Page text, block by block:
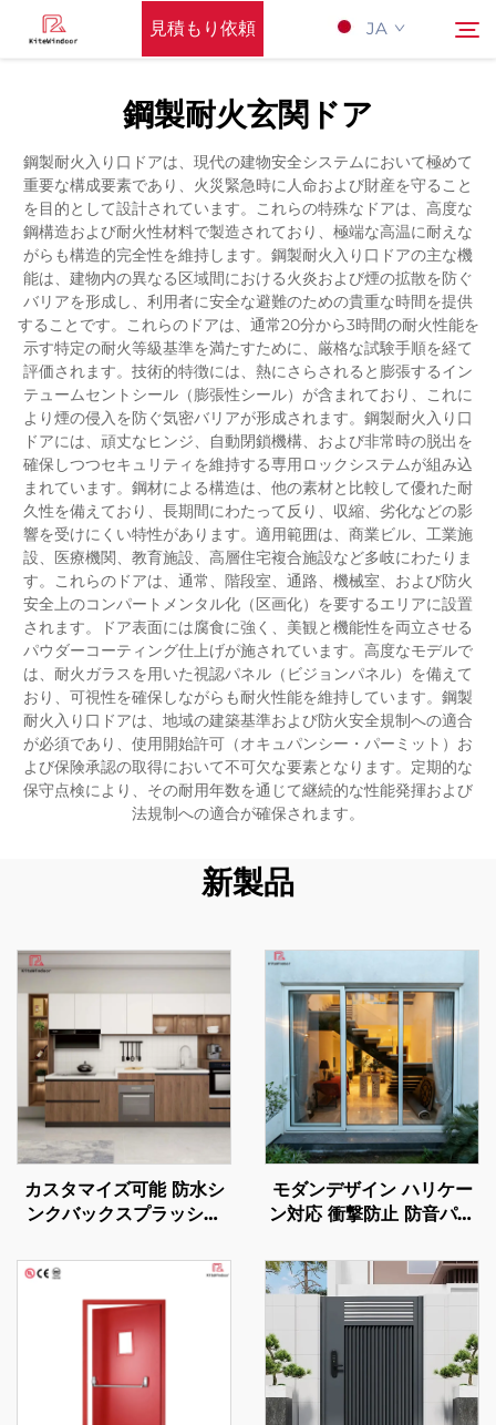
見積もり依頼 JA
Hōmupeーji
サポート
製品
応用
Nyūsu
Kontakuto Us
検索
鋼製耐火玄関ドア
鋼製耐火入り口ドアは、現代の建物安全システムにおいて極めて
重要な構成要素であり、火災緊急時に人命および財産を守ること
を目的として設計されています。これらの特殊なドアは、高度な
鋼構造および耐火性材料で製造されており、極端な高温に耐えな
がらも構造的完全性を維持します。鋼製耐火入り口ドアの主な機
能は、建物内の異なる区域間における火炎および煙の拡散を防ぐ
バリアを形成し、利用者に安全な避難のための貴重な時間を提供
することです。これらのドアは、通常20分から3時間の耐火性能を
示す特定の耐火等級基準を満たすために、厳格な試験手順を経て
評価されます。技術的特徴には、熱にさらされると膨張するイン
テュームセントシール（膨張性シール）が含まれており、これに
より煙の侵入を防ぐ気密バリアが形成されます。鋼製耐火入り口
ドアには、頑丈なヒンジ、自動閉鎖機構、および非常時の脱出を
確保しつつセキュリティを維持する専用ロックシステムが組み込
まれています。鋼材による構造は、他の素材と比較して優れた耐
久性を備えており、長期間にわたって反り、収縮、劣化などの影
響を受けにくい特性があります。適用範囲は、商業ビル、工業施
設、医療機関、教育施設、高層住宅複合施設など多岐にわたりま
す。これらのドアは、通常、階段室、通路、機械室、および防火
安全上のコンパートメンタル化（区画化）を要するエリアに設置
されます。ドア表面には腐食に強く、美観と機能性を両立させる
パウダーコーティング仕上げが施されています。高度なモデルで
は、耐火ガラスを用いた視認パネル（ビジョンパネル）を備えて
おり、可視性を確保しながらも耐火性能を維持しています。鋼製
耐火入り口ドアは、地域の建築基準および防火安全規制への適合
が必須であり、使用開始許可（オキュパンシー・パーミット）お
よび保険承認の取得において不可欠な要素となります。定期的な
保守点検により、その耐用年数を通じて継続的な性能発揮および
法規制への適合が確保されます。
新製品
カスタマイズ可能 防水シ
ンクバックスプラッシュ
ミ製キッチンキャビネッ
ト・ワードローブセット
モダンデザイン ハリケー
ン対応 衝撃防止 防音パテ
ー外装用アウトドアガラス
スライディングドア